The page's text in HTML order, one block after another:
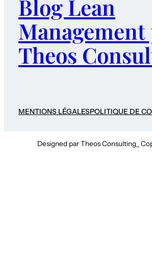
Blog Lean
Theos
MENTIONS LÉGALESPOLITIQUE DE
Designed par Theos Consulting_